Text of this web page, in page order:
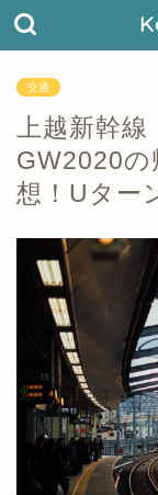
交通
上越新幹
GW2020
想！Uター